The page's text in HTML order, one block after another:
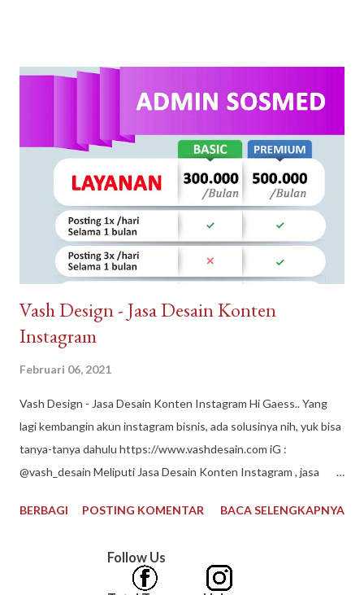
keinginan untuk mewujudkan Impian anda. Menggunakan bahan
berkualitas dan tenaga ahli dan konstan terbaik. Arguna Jaya
Sindangpanon, rumah murah Bandung , rumah modern terbaik.
Arguna Jaya Properti Jl. Citeureup, Sindangpanon, Kec.
Banjaran, Bandung, Jawa Barat 40377
Vash Design - Jasa Desain Konten
Instagram
Februari 06, 2021
Vash Design - Jasa Desain Konten Instagram Hi Gaess.. Yang
lagi kembangin akun instagram bisnis, ada solusinya nih, yuk bisa
tanya-tanya dahulu https://www.vashdesain.com iG :
@vash_desain Meliputi Jasa Desain Konten Instagram , jasa
#vashdesain #jasadesainkonteninstagram #jasadesaingrafis
#contentcreator #jasadesain #editfoto #desainlogo #vector
#logousaha #buatlogo #desaingrafis #desaincover
BERBAGI POSTING KOMENTAR BACA SELENGKAPNYA
Follow Us